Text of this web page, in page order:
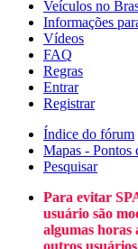
Veículos no
Informações
Vídeos
FAQ
Regras
Entrar
Registrar
Índice do fórum
Mapas - Pontos
Pesquisar
Para evitar
usuário são
algumas horas